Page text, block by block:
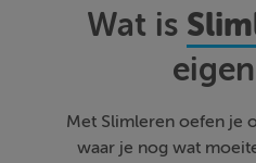
Wat is
Met Slimleren oefen je
waar je nog wat